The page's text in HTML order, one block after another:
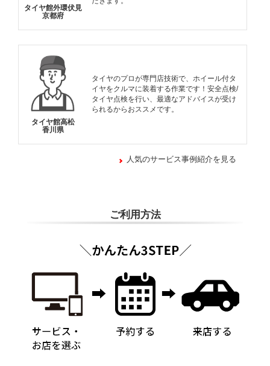
タイヤ館外環伏見
京都府
タイヤ館高松
香川県
タイヤのプロが専門店技術で、ホイール付タ
イヤをクルマに装着する作業です！安全点検/
タイヤ点検を行い、最適なアドバイスが受け
られるからおススメです。
人気のサービス事例紹介を見る
ご利用方法